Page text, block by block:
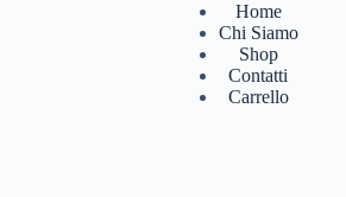
Home
Chi Siamo
Shop
Contatti
Carrello